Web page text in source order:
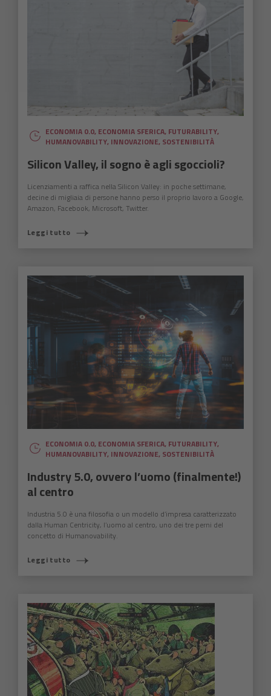
ECONOMIA 0.0, ECONOMIA SFERICA, FUTURABILITY,
HUMANOVABILITY, INNOVAZIONE, SOSTENIBILITÀ
Silicon Valley, il sogno è agli sgoccioli?
Licenziamenti a raffica nella Silicon Valley: in poche settimane,
decine di migliaia di persone hanno perso il proprio lavoro a Google,
Amazon, Facebook, Microsoft, Twitter.
Leggi tutto
ECONOMIA 0.0, ECONOMIA SFERICA, FUTURABILITY,
HUMANOVABILITY, INNOVAZIONE, SOSTENIBILITÀ
Industry 5.0, ovvero l’uomo (finalmente!)
al centro
Industria 5.0 è una filosofia o un modello d’impresa caratterizzato
dalla Human Centricity, l’uomo al centro, uno dei tre perni del
concetto di Humanovability.
Leggi tutto